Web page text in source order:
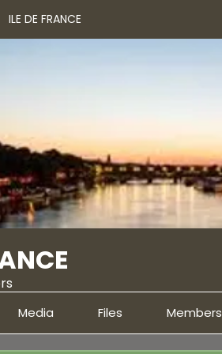
ILE DE FRANCE
Media Files Members